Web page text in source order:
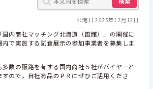
公開日 2025年12月12日
内商社マッチング北海道（函館）」の開催に
で実施する試食展示の参加事業者を募集しま
多数の販路を有する国内商社５社がバイヤーと
すので，自社商品のＰＲにぜひご活用くださ